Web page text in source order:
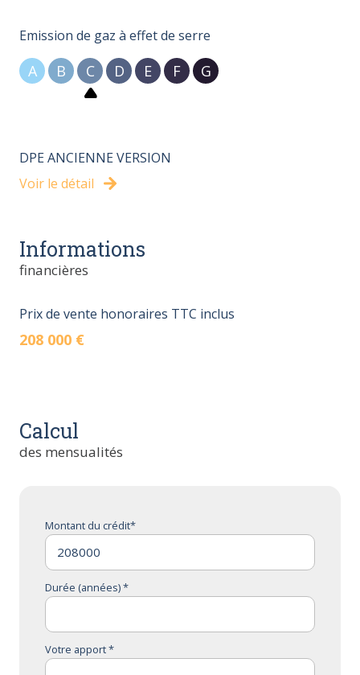
Emission de gaz à effet de serre
A B C D E F G
DPE ANCIENNE VERSION
Voir le détail
Informations
financières
Prix de vente honoraires TTC inclus
208 000 €
Calcul
des mensualités
Montant du crédit*
Durée (années) *
Votre apport *